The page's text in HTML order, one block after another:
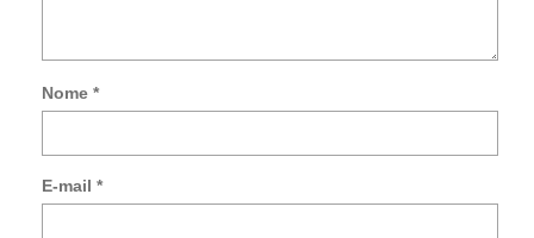
Nome *
E-mail *